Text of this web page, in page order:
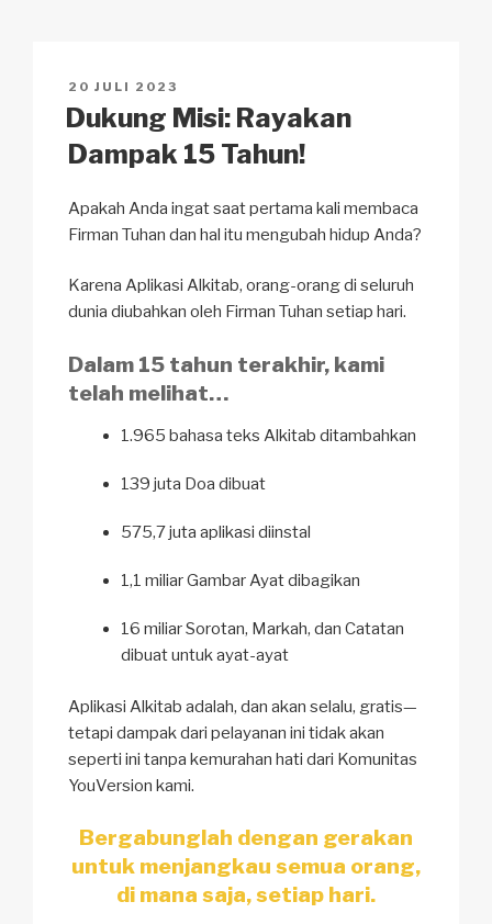
n
k
o
k
p
at
POSTED
ON
20 JULI 2023
Dukung Misi: Rayakan
Dampak 15 Tahun!
Apakah Anda ingat saat pertama kali membaca
Firman Tuhan dan hal itu mengubah hidup Anda?
Karena Aplikasi Alkitab, orang-orang di seluruh
dunia diubahkan oleh Firman Tuhan setiap hari.
Dalam 15 tahun terakhir, kami
telah melihat…
1.965 bahasa teks Alkitab ditambahkan
139 juta Doa dibuat
575,7 juta aplikasi diinstal
1,1 miliar Gambar Ayat dibagikan
16 miliar Sorotan, Markah, dan Catatan
dibuat untuk ayat-ayat
Aplikasi Alkitab adalah, dan akan selalu, gratis—
tetapi dampak dari pelayanan ini tidak akan
seperti ini tanpa kemurahan hati dari Komunitas
YouVersion kami.
Bergabunglah dengan gerakan
untuk menjangkau semua orang,
di mana saja, setiap hari.